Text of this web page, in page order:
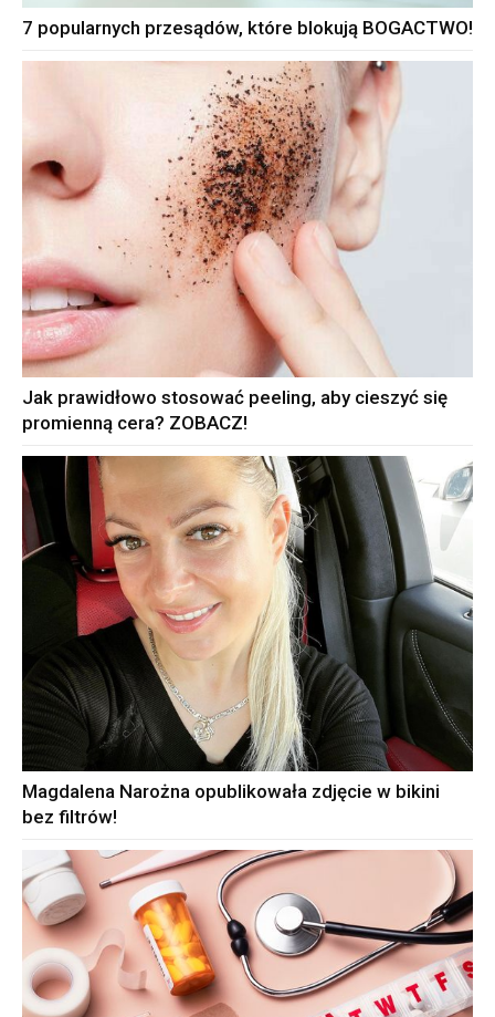
7 popularnych przesądów, które blokują BOGACTWO!
Jak prawidłowo stosować peeling, aby cieszyć się
promienną cera? ZOBACZ!
Magdalena Narożna opublikowała zdjęcie w bikini
bez filtrów!